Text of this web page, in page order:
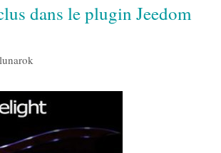
dans le plugin Jeedom
lunarok